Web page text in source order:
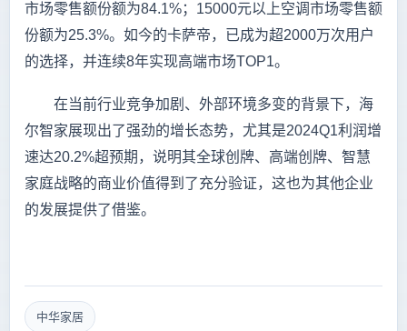
市场零售额份额为84.1%；15000元以上空调市场零售额
份额为25.3%。如今的卡萨帝，已成为超2000万次用户
的选择，并连续8年实现高端市场TOP1。
在当前行业竞争加剧、外部环境多变的背景下，海
尔智家展现出了强劲的增长态势，尤其是2024Q1利润增
速达20.2%超预期，说明其全球创牌、高端创牌、智慧
家庭战略的商业价值得到了充分验证，这也为其他企业
的发展提供了借鉴。
中华家居